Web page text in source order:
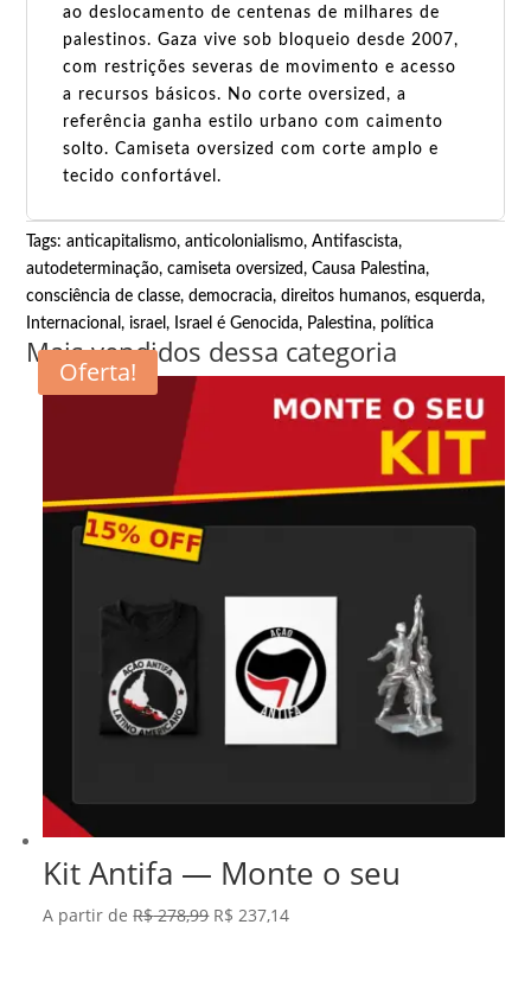
ao deslocamento de centenas de milhares de
palestinos. Gaza vive sob bloqueio desde 2007,
com restrições severas de movimento e acesso
a recursos básicos. No corte oversized, a
referência ganha estilo urbano com caimento
solto. Camiseta oversized com corte amplo e
tecido confortável.
Tags:anticapitalismo,anticolonialismo,Antifascista,
autodeterminação,camiseta oversized,Causa Palestina,
consciência de classe,democracia,direitos humanos,esquerda,
Internacional,israel, Israel é Genocida, Palestina, política
Mais vendidos dessa categoria
Oferta!
Kit Antifa — Monte o seu
A partir deR$278,99 O
R$ 237,14O